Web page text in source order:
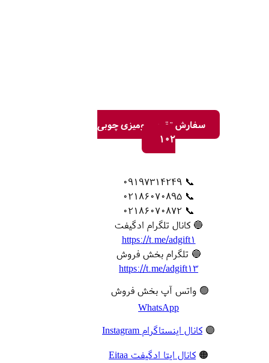
سفارش تقویم رومیزی چوبی
102
📞 09197314249
📞 02186070895
📞 02186070872
🔵 کانال تلگرام ادگیفت
https://t.me/adgift1
🔵 تلگرام بخش فروش
https://t.me/adgift13
🟢 واتس آپ بخش فروش
WhatsApp
🟣 کانال اینستاگرام Instagram
🟠 کانال ایتا ادگیفت Eitaa